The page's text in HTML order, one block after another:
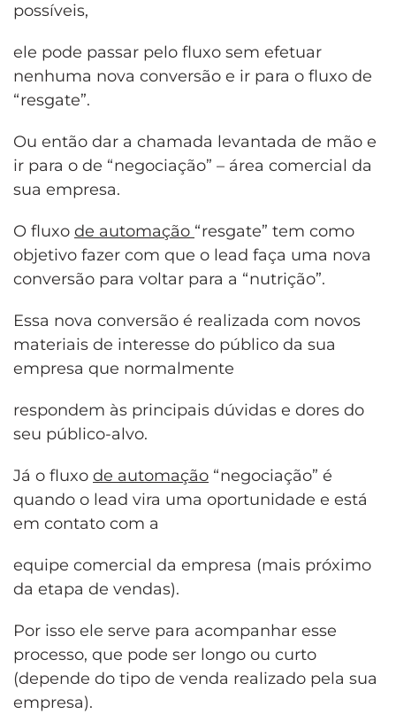
possíveis,
ele pode passar pelo fluxo sem efetuar
nenhuma nova conversão e ir para o fluxo de
“resgate”.
Ou então dar a chamada levantada de mão e
ir para o de “negociação” – área comercial da
sua empresa.
O fluxo de automação “resgate” tem como
objetivo fazer com que o lead faça uma nova
conversão para voltar para a “nutrição”.
Essa nova conversão é realizada com novos
materiais de interesse do público da sua
empresa que normalmente
respondem às principais dúvidas e dores do
seu público-alvo.
Já o fluxo de automação “negociação” é
quando o lead vira uma oportunidade e está
em contato com a
equipe comercial da empresa (mais próximo
da etapa de vendas).
Por isso ele serve para acompanhar esse
processo, que pode ser longo ou curto
(depende do tipo de venda realizado pela sua
empresa).